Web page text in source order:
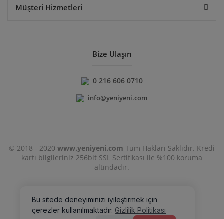
Müşteri Hizmetleri
Bize Ulaşın
0 216 606 0710
info@yeniyeni.com
© 2018 - 2020 www.yeniyeni.com Tüm Hakları Saklıdır. Kredi
kartı bilgileriniz 256bit SSL Sertifikası ile %100 koruma
altındadır.